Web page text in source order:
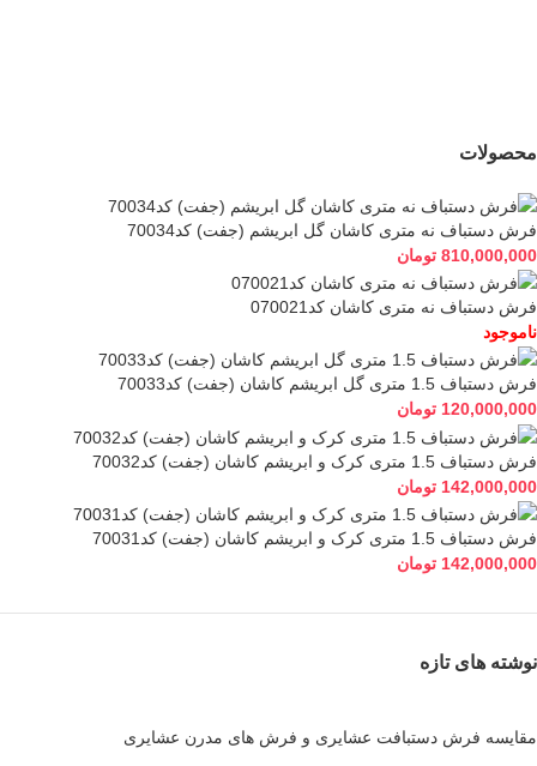
محصولات
فرش دستباف نه متری کاشان گل ابریشم (جفت) کد70034
810,000,000 تومان
فرش دستباف نه متری کاشان کد070021
ناموجود
فرش دستباف 1.5 متری گل ابریشم کاشان (جفت) کد70033
120,000,000 تومان
فرش دستباف 1.5 متری کرک و ابریشم کاشان (جفت) کد70032
142,000,000 تومان
فرش دستباف 1.5 متری کرک و ابریشم کاشان (جفت) کد70031
142,000,000 تومان
نوشته های تازه
مقایسه فرش دستبافت عشایری و فرش های مدرن عشایری